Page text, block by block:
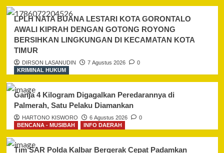
LPLH NATA BUANA LESTARI KOTA GORONTALO
AWALI KIPRAH DENGAN GOTONG ROYONG
BERSIHKAN LINGKUNGAN DI KECAMATAN KOTA
TIMUR
DIRSON LASANUDIN 7 Agustus 2026
0
KRIMINAL HUKUM
Ganja 4 Kilogram Digagalkan Peredarannya di
Palmerah, Satu Pelaku Diamankan
HARTONO KISWORO 6 Agustus 2026
0
BENCANA - MUSIBAH
INFO DAERAH
Tim SAR Polda Kalbar Bergerak Cepat Padamkan